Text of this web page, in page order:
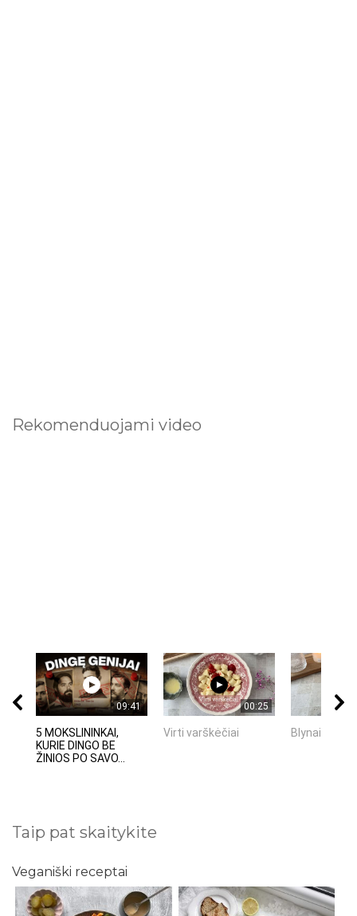
Rekomenduojami video
09:41
5 MOKSLININKAI,
KURIE DINGO BE
ŽINIOS PO SAVO...
00:25
Virti varškėčiai Blynai su
Taip pat skaitykite
Veganiški receptai